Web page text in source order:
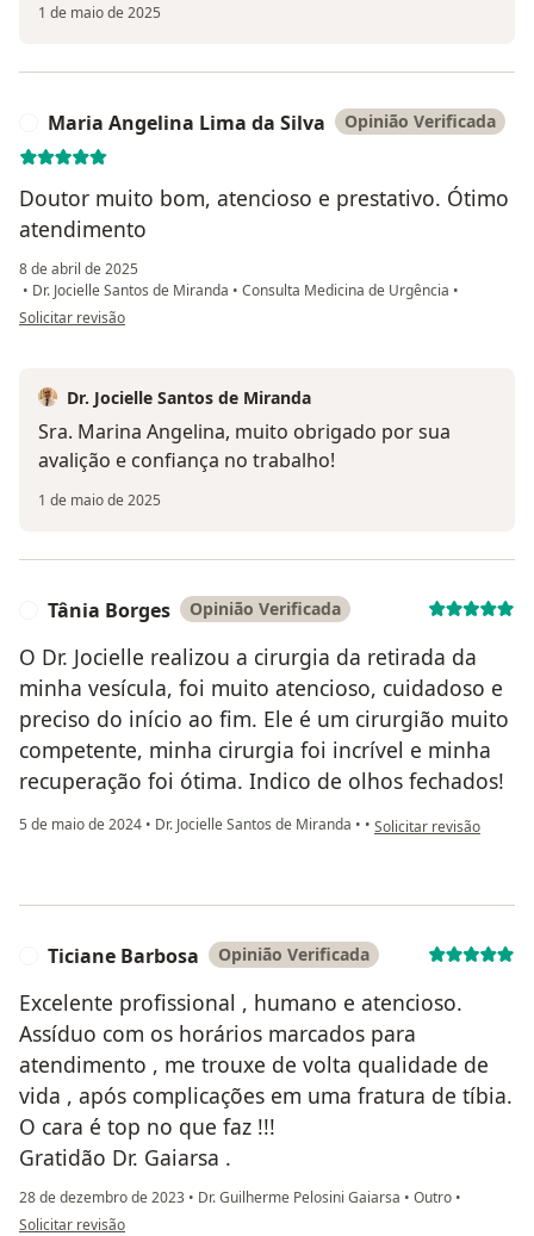
1 de maio de 2025
Maria Angelina Lima da Silva Opinião Verificada
Doutor muito bom, atencioso e prestativo. Ótimo
atendimento
8 de abril de 2025
• Dr. Jocielle Santos de Miranda • Consulta Medicina de Urgência •
na opinião do utilizador Maria Angelina Lima da Silva
Solicitar revisão
Dr. Jocielle Santos de Miranda
Sra. Marina Angelina, muito obrigado por sua
avalição e confiança no trabalho!
1 de maio de 2025
Tânia Borges Opinião Verificada
O Dr. Jocielle realizou a cirurgia da retirada da
minha vesícula, foi muito atencioso, cuidadoso e
preciso do início ao fim. Ele é um cirurgião muito
competente, minha cirurgia foi incrível e minha
recuperação foi ótima. Indico de olhos fechados!
5 de maio de 2024 • Dr. Jocielle Santos de Miranda • • na opinião do utilizador
Solicitar revisão
Ticiane Barbosa Opinião Verificada
Excelente profissional , humano e atencioso.
Assíduo com os horários marcados para
atendimento , me trouxe de volta qualidade de
vida , após complicações em uma fratura de tíbia.
O cara é top no que faz !!!
Gratidão Dr. Gaiarsa .
28 de dezembro de 2023 • Dr. Guilherme Pelosini Gaiarsa • Outro •
na opinião do utilizador Ticiane Barbosa
Solicitar revisão